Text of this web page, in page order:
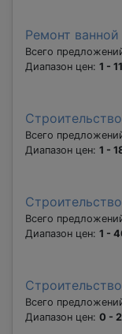
Ремонт
Всего
Диапазон цен: 1 -
Всего
Диапазон цен: 1 -
Всего
Диапазон цен: 1 -
Всего
Диапазон цен: 0 -